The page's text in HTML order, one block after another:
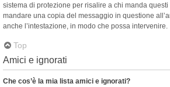
sistema di protezione per risalire a chi manda
mandare una copia del messaggio in questione
anche l’intestazione, in modo che possa intervenire.
Top
Amici e ignorati
Che cos’è la mia lista amici e ignorati?